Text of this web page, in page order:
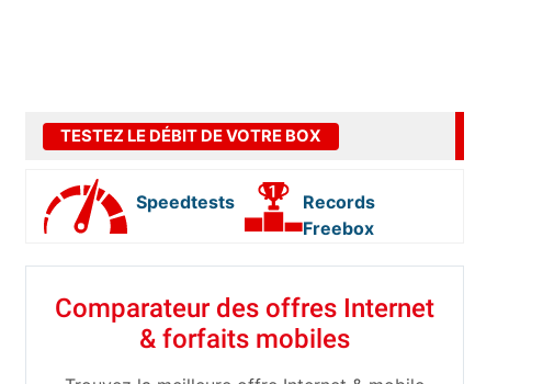
TESTEZ LE DÉBIT DE VOTRE BOX
Speedtests
Records
Freebox
Comparateur des offres Internet
& forfaits mobiles